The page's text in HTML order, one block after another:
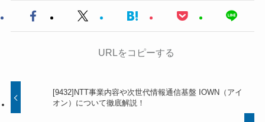
URLをコピーする
[9432]NTT事業内容や次世代情報通信基盤 IOWN（アイ
オン）について徹底解説！